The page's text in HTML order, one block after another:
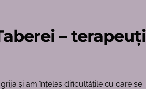
– terapeuți
și am înțeles dificultățile cu care se